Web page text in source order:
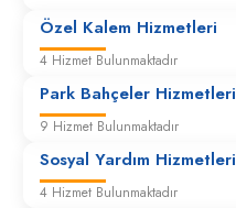
Özel Kalem Hizmetleri
4 Hizmet Bulunmaktadır
Park Bahçeler Hizmetleri
9 Hizmet Bulunmaktadır
Sosyal Yardım Hizmetleri
4 Hizmet Bulunmaktadır